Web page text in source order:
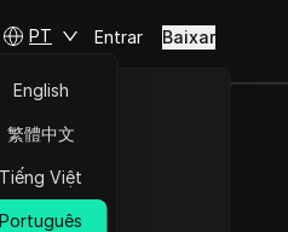
PT
English
繁體中文
Tiếng Việt
Português
Entrar Baixar